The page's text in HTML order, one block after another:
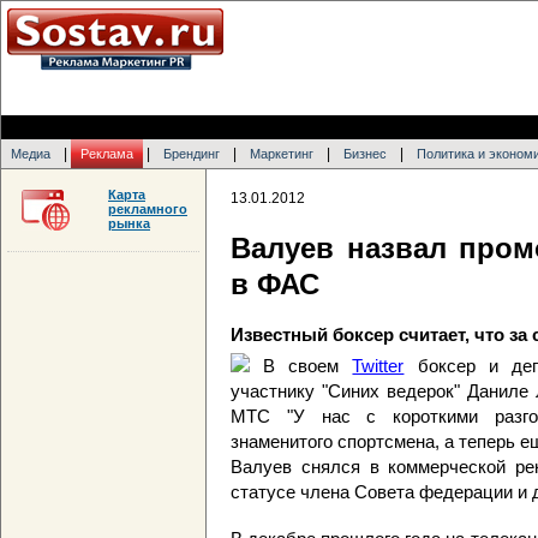
Медиа Реклама Брендинг Маркетинг Бизнес Политика и
13.01.2012
Валуев назвал
в ФАС
Известный боксер считает, что
В своемTwitter боксер и
участнику "Синих ведерок"
МТС "У нас с короткими
знаменитого спортсмена, а теперь
Валуев снялся в коммерческой
статусе члена Совета федерации и
Карта
рекламного
рынка